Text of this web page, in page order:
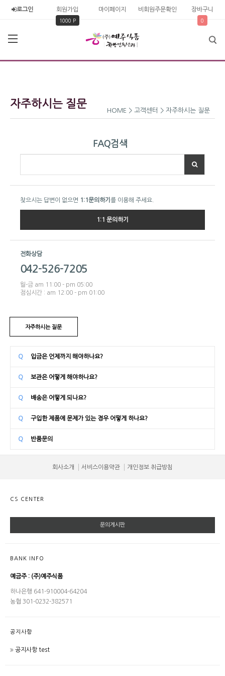
로그인 회원가입
1000 P
마이페이지 비회원주문확인 장바구니
0
자주하시는 질문
HOME > 고객센터 > 자주하시는 질문
FAQ검색
찾으시는 답변이 없으면 1:1문의하기 를 이용해 주세요.
1:1 문의하기
전화상담
042-526-7205
월-금 am 11:00 - pm 05:00
점심시간 : am 12:00 - pm 01:00
자주하시는 질문
Q 입금은 언제까지 해야하나요?
Q 보관은 어떻게 해야하나요?
Q 배송은 어떻게 되나요?
Q 구입한 제품에 문제가 있는 경우 어떻게 하나요?
Q 반품문의
회사소개 서비스이용약관 개인정보 취급방침
CS CENTER
문의게시판
BANK INFO
예금주 : (주)예주식품
하나은행 641-910004-64204
농협 301-0232-382571
공지사항
공지사항 test